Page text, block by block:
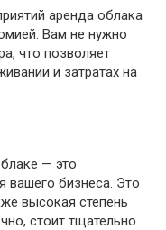
аренда облака
Вам не нужно
что позволяет
и затратах на
— это
вашего бизнеса. Это
высокая степень
стоит тщательно